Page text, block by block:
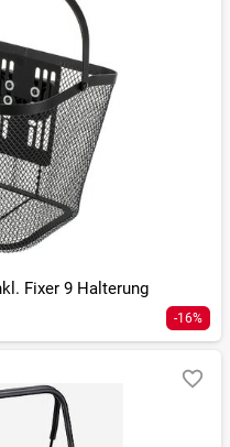
Fixer 9 Halterung
-16%